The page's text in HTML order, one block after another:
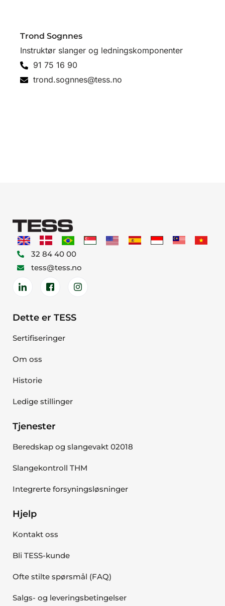
Trond Sognnes
Instruktør slanger og ledningskomponenter
91 75 16 90
trond.sognnes@tess.no
32 84 40 00
tess@tess.no
Dette er TESS
Sertifiseringer
Om oss
Historie
Ledige stillinger
Tjenester
Beredskap og slangevakt 02018
Slangekontroll THM
Integrerte forsyningsløsninger
Hjelp
Kontakt oss
Bli TESS-kunde
Ofte stilte spørsmål (FAQ)
Salgs- og leveringsbetingelser